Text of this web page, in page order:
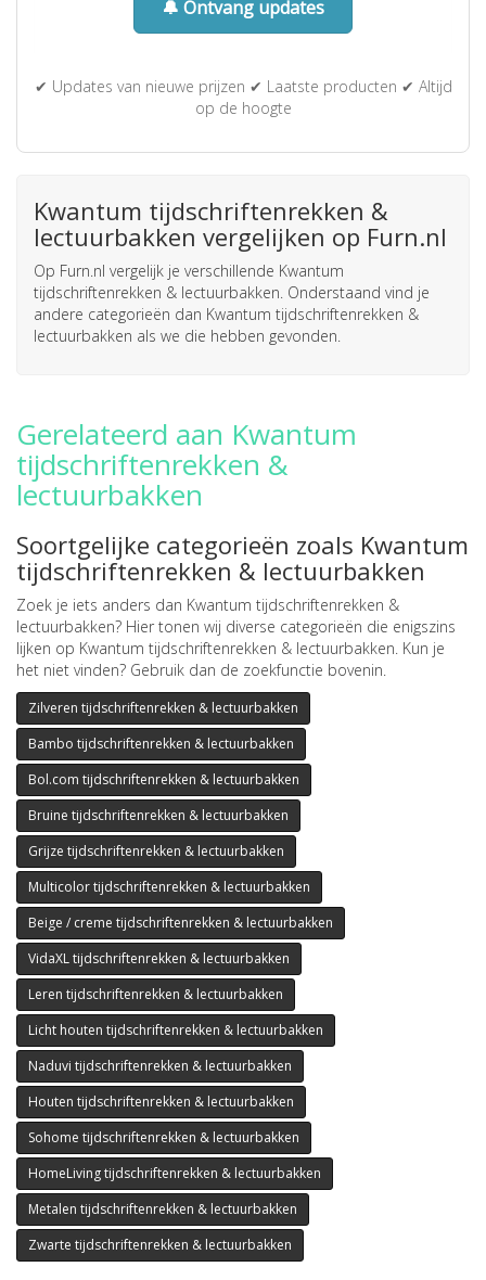
🔔 Ontvang updates
✔ Updates van nieuwe prijzen ✔ Laatste producten ✔ Altijd
op de hoogte
Kwantum tijdschriftenrekken &
lectuurbakken vergelijken op Furn.nl
Op Furn.nl vergelijk je verschillende Kwantum
tijdschriftenrekken & lectuurbakken. Onderstaand vind je
andere categorieën dan Kwantum tijdschriftenrekken &
lectuurbakken als we die hebben gevonden.
Gerelateerd aan Kwantum
tijdschriftenrekken &
lectuurbakken
Soortgelijke categorieën zoals Kwantum
tijdschriftenrekken & lectuurbakken
Zoek je iets anders dan Kwantum tijdschriftenrekken &
lectuurbakken? Hier tonen wij diverse categorieën die enigszins
lijken op Kwantum tijdschriftenrekken & lectuurbakken. Kun je
het niet vinden? Gebruik dan de zoekfunctie bovenin.
Zilveren tijdschriftenrekken & lectuurbakken
Bambo tijdschriftenrekken & lectuurbakken
Bol.com tijdschriftenrekken & lectuurbakken
Bruine tijdschriftenrekken & lectuurbakken
Grijze tijdschriftenrekken & lectuurbakken
Multicolor tijdschriftenrekken & lectuurbakken
Beige / creme tijdschriftenrekken & lectuurbakken
VidaXL tijdschriftenrekken & lectuurbakken
Leren tijdschriftenrekken & lectuurbakken
Licht houten tijdschriftenrekken & lectuurbakken
Naduvi tijdschriftenrekken & lectuurbakken
Houten tijdschriftenrekken & lectuurbakken
Sohome tijdschriftenrekken & lectuurbakken
HomeLiving tijdschriftenrekken & lectuurbakken
Metalen tijdschriftenrekken & lectuurbakken
Zwarte tijdschriftenrekken & lectuurbakken